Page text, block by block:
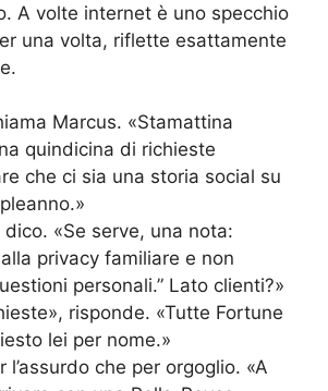
A volte internet è uno specchio
una volta, riflette esattamente
Marcus. «Stamattina
quindicina di richieste
che ci sia una storia social su
«Se serve, una nota:
privacy familiare e non
personali.” Lato clienti?»
risponde. «Tutte Fortune
lei per nome.»
l’assurdo che per orgoglio. «A